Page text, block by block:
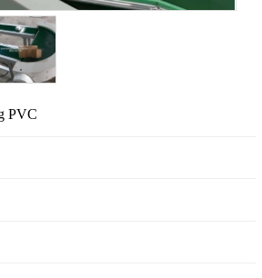
PVC